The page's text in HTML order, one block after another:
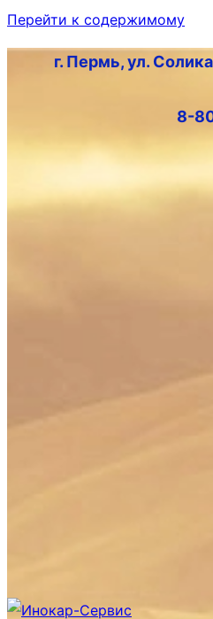
Перейти к содержимому
г. Пермь, ул.
8-